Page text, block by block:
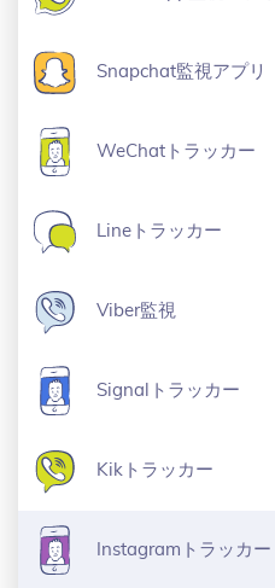
Snapchat監視アプリ
WeChatトラッカー
Lineトラッカー
Viber監視
Signalトラッカー
Kikトラッカー
Instagramトラッカー